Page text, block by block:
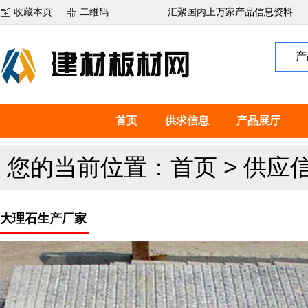
收藏本页 二维码 汇聚国内上万家产品信息资料
首页 供求信息 产品展厅
您的当前位置： 首页 > 供应
大理石生产厂家